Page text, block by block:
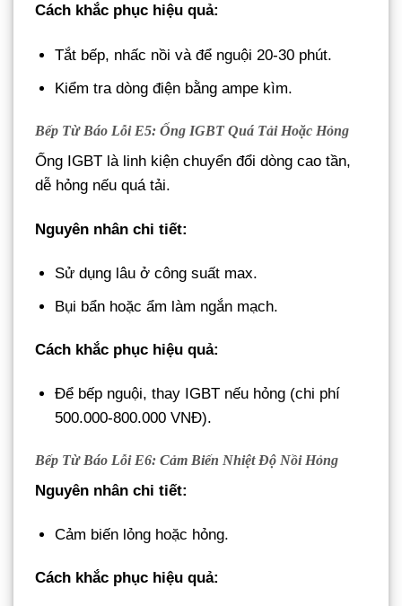
Cách khắc phục hiệu quả:
Tắt bếp, nhấc nồi và để nguội 20-30 phút.
Kiểm tra dòng điện bằng ampe kìm.
Bếp Từ Báo Lỗi E5: Ống IGBT Quá Tải Hoặc Hỏng
Ống IGBT là linh kiện chuyển đổi dòng cao tần,
dễ hỏng nếu quá tải.
Nguyên nhân chi tiết:
Sử dụng lâu ở công suất max.
Bụi bẩn hoặc ẩm làm ngắn mạch.
Cách khắc phục hiệu quả:
Để bếp nguội, thay IGBT nếu hỏng (chi phí
500.000-800.000 VNĐ).
Bếp Từ Báo Lỗi E6: Cảm Biến Nhiệt Độ Nồi Hỏng
Nguyên nhân chi tiết:
Cảm biến lỏng hoặc hỏng.
Cách khắc phục hiệu quả: